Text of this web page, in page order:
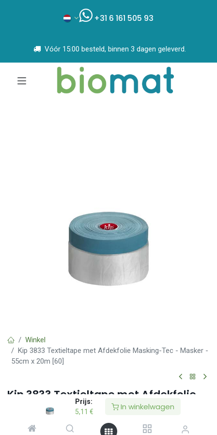
Prijs:
5,11 € In winkelwagen
+31 6 161 505 93
Vóór 15:00 besteld, binnen 3 dagen geleverd.
Winkel
Kip 3833 Textieltape met Afdekfolie Masking-Tec - Masker -
55cm x 20m [60]
Kip 3833 Textieltape met Afdekfolie
Masking-Tec - Masker - 55cm x 20m